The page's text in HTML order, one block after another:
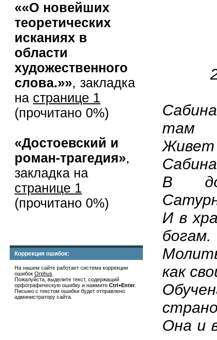
««О новейших
теоретических
исканиях в
области
художественного
слова.»», закладка
на странице 1
(прочитано 0%)
«Достоевский и
роман-трагедия»,
закладка на
странице 1
(прочитано 0%)
Коррекция ошибок:
На нашем сайте работает система коррекции
ошибок Orphus
Пожалуйста, выделите текст, содержащий
орфографическую ошибку и нажмите Ctrl+Enter.
Письмо с текстом ошибки будет отправлено
администратору сайта.
там
В
И в
богам.
как
Она и